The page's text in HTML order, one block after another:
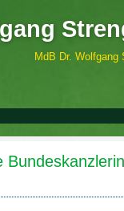
MdB Dr.
Bundeskanzlerin